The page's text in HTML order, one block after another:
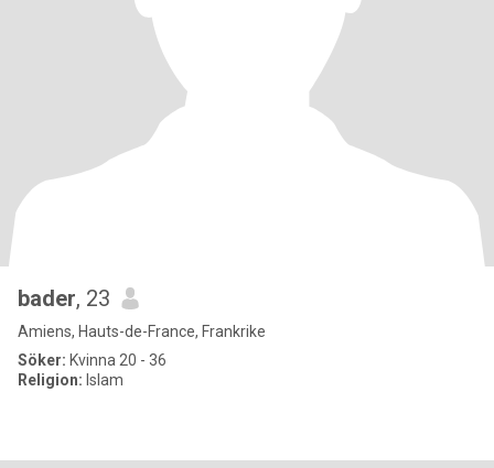
bader, 23
Amiens, Hauts-de-France, Frankrike
Söker: Kvinna 20 - 36
Religion: Islam